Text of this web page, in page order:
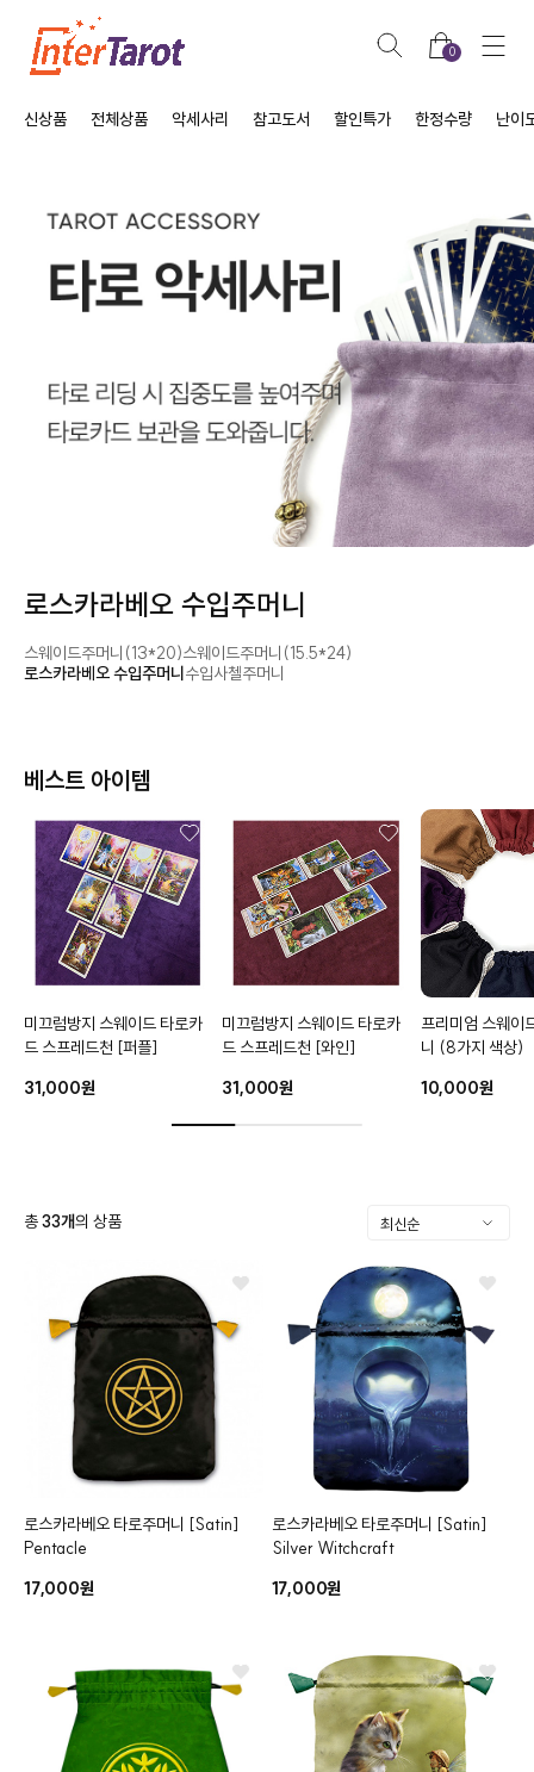
카드
0
신상품 전체상품 악세사리 참고도서 할인특가 한정수량 난이
로스카라베오 수입주머니
스웨이드주머니(13*20)스웨이드주머니(15.5*24)
로스카라베오 수입주머니수입사첼주머니
베스트 아이템
미끄럼방지 스웨이드 타로카
드 스프레드천 [퍼플]
31,000원
미끄럼방지 스웨이드 타로카
드 스프레드천 [와인]
31,000원
프리미엄 스웨이
니 (8가지 색상)
10,000원
총33개의 상품
로스카라베오 타로주머니 [Satin]
Pentacle
17,000원
로스카라베오 타로주머니 [Satin]
Silver Witchcraft
17,000원